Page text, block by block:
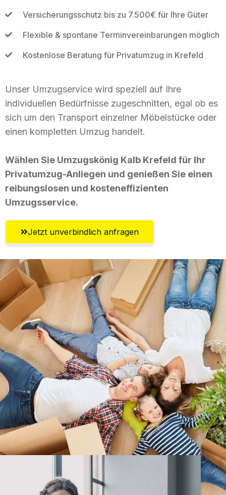
Versicherungsschutz bis zu 7.500€ für Ihre Güter
Flexible & spontane Terminvereinbarungen möglich
Kostenlose Beratung für Privatumzug in Krefeld
Unser Umzugservice wird speziell auf Ihre
individuellen Bedürfnisse zugeschnitten, egal ob es
sich um den Transport einzelner Möbelstücke oder
einen kompletten Umzug handelt.
Wählen Sie Umzugskönig Kalb Krefeld für Ihr
Privatumzug-Anliegen und genießen Sie einen
reibungslosen und kosteneffizienten
Umzugsservice.
Jetzt unverbindlich anfragen